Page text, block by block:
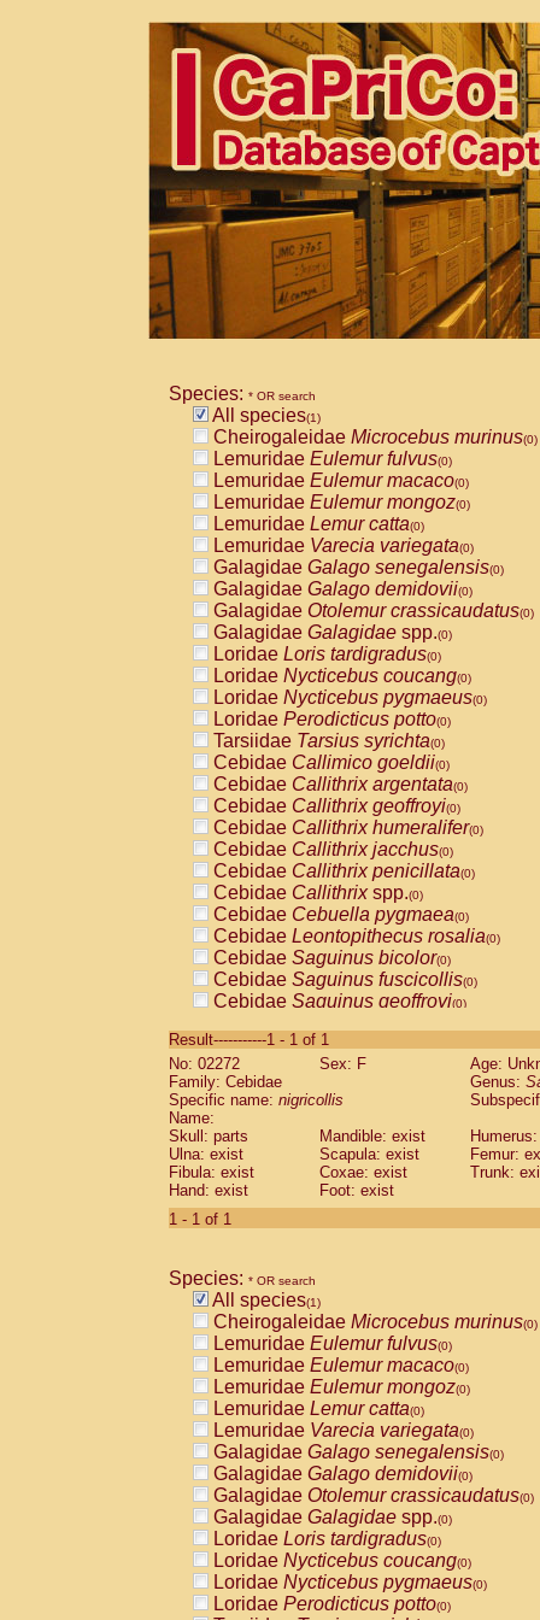
Species: * OR search
All species(1)
Cheirogaleidae Microcebus murinus(0)
Lemuridae Eulemur fulvus(0)
Lemuridae Eulemur macaco(0)
Lemuridae Eulemur mongoz(0)
Lemuridae Lemur catta(0)
Lemuridae Varecia variegata(0)
Galagidae Galago senegalensis(0)
Galagidae Galago demidovii(0)
Galagidae Otolemur crassicaudatus(0)
Galagidae Galagidae spp.(0)
Loridae Loris tardigradus(0)
Loridae Nycticebus coucang(0)
Loridae Nycticebus pygmaeus(0)
Loridae Perodicticus potto(0)
Tarsiidae Tarsius syrichta(0)
Cebidae Callimico goeldii(0)
Cebidae Callithrix argentata(0)
Cebidae Callithrix geoffroyi(0)
Cebidae Callithrix humeralifer(0)
Cebidae Callithrix jacchus(0)
Cebidae Callithrix penicillata(0)
Cebidae Callithrixspp.(0)
Cebidae Cebuella pygmaea(0)
Cebidae Leontopithecus rosalia(0)
Cebidae Saguinus bicolor(0)
Cebidae Saguinus fuscicollis(0)
Cebidae Saguinus geoffroyi(0)
CebidaeSaguinus labiatus(0)
Cebidae Saguinus leucopus (0)
Cebidae
CebidaeSaguinus mystax
Cebidae Saguinus nigricollis (1)
Cebidae Saguinus oedipus
Cebidae Saguinus weddelli
Cebidae Saguinusspp.
Cebidae
CebidaeCebus capucinus
CebidaeCebus nigrivittatus
CebidaeCebus spp.(0)
CebidaeSaimiri boliviensis(0)
CebidaeSaimiri sciureus(0)
AtelidaeAlouatta caraya(0)
AtelidaeAlouatta fusca(0)
AtelidaeAlouatta seniculus(0)
AtelidaeAlouattaspp.(0)
AtelidaeAteles belzebuth(0)
AtelidaeAteles geoffroyi(0)
AtelidaeAteles paniscus(0)
AtelidaeAtelesspp.(0)
AtelidaeLagothrix lagothricha(0)
AtelidaeLagothrix lagothricha cana
PitheciidaeCacajao calvus
Result-----------1 - 1 of 1
No: 02272
Sex: F
Age:
Family: Cebidae
Genus:
Specific name: nigricollis
Name:
Skull: parts
Mandible: exist
Ulna: exist
Scapula: exist
Femur:
Fibula: exist
Coxae: exist
Trunk:
Hand: exist
Foot: exist
1 - 1 of 1
Species: * OR search
All species(1)
Cheirogaleidae Microcebus murinus(0)
Lemuridae Eulemur fulvus(0)
Lemuridae Eulemur macaco(0)
Lemuridae Eulemur mongoz(0)
Lemuridae Lemur catta(0)
Lemuridae Varecia variegata(0)
Galagidae Galago senegalensis(0)
Galagidae Galago demidovii(0)
Galagidae Otolemur crassicaudatus(0)
Galagidae Galagidae spp.(0)
Loridae Loris tardigradus(0)
Loridae Nycticebus coucang(0)
Loridae Nycticebus pygmaeus(0)
Loridae Perodicticus potto(0)